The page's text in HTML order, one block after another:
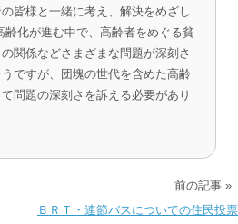
皆様と一緒に考え、解決をめざし
齢化が進む中で、高齢者をめぐる貧
関係などさまざまな問題が深刻さ
ですが、団塊の世代を含めた高齢
問題の深刻さを訴える必要があり
前の記事 »
ＢＲＴ・連節バスについての住民投